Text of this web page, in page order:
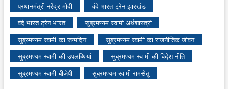
प्रधानमंत्री नरेंद्र मोदी
वंदे भारत ट्रेन झारखंड
वंदे भारत ट्रेन भारत
सुब्रमण्यम स्वामी अर्थशास्त्री
सुब्रमण्यम स्वामी का जन्मदिन
सुब्रमण्यम स्वामी का राजनीतिक जीवन
सुब्रमण्यम स्वामी की उपलब्धियां
सुब्रमण्यम स्वामी की विदेश नीति
सुब्रमण्यम स्वामी बीजेपी
सुब्रमण्यम स्वामी रामसेतु